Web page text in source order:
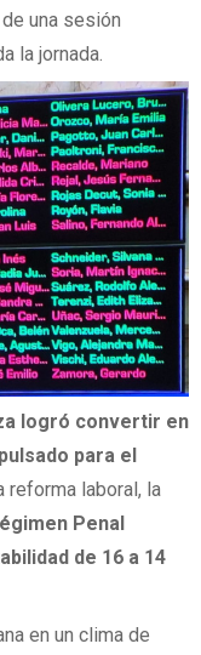
una sesión
la jornada.
logró convertir en
para el
reforma laboral, la
Penal
de 16 a 14
en un clima de